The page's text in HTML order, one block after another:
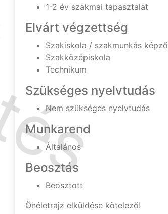
1-2 év szakmai tapasztalat
Elvárt végzettség
Szakiskola / szakmunkás képző
Szakközépiskola
Technikum
Szükséges nyelvtudás
Nem szükséges nyelvtudás
Munkarend
Általános
Beosztás
Beosztott
Önéletrajz elküldése kötelező!